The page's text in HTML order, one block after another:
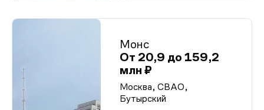
Монс
От 20,9 до 159,2
млн ₽
Москва, СВАО,
Бутырский